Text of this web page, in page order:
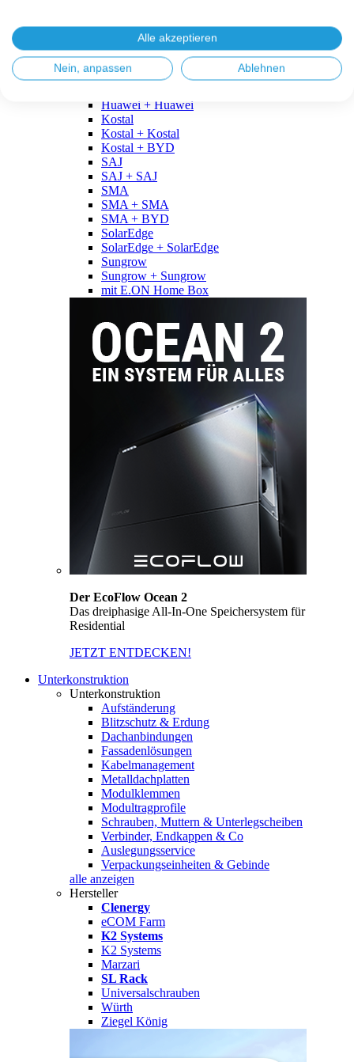
Fronius + BYD
GoodWe
GoodWe + GoodWe
GoodWe + BYD
Huawei + Huawei
Kostal
Kostal + Kostal
Kostal + BYD
SAJ
SAJ + SAJ
SMA
SMA + SMA
SMA + BYD
SolarEdge
SolarEdge + SolarEdge
Sungrow
Sungrow + Sungrow
mit E.ON Home Box
Der EcoFlow Ocean 2
Das dreiphasige All-In-One Speichersystem für
Residential
JETZT ENTDECKEN!
Unterkonstruktion
Unterkonstruktion
Aufständerung
Blitzschutz & Erdung
Dachanbindungen
Fassadenlösungen
Kabelmanagement
Metalldachplatten
Modulklemmen
Modultragprofile
Schrauben, Muttern & Unterlegscheiben
Verbinder, Endkappen & Co
Auslegungsservice
Verpackungseinheiten & Gebinde
alle anzeigen
Hersteller
Clenergy
eCOM Farm
K2 Systems
K2 Systems
Marzari
SL Rack
Universalschrauben
Würth
Ziegel König
Alle akzeptieren
Nein, anpassen Ablehnen